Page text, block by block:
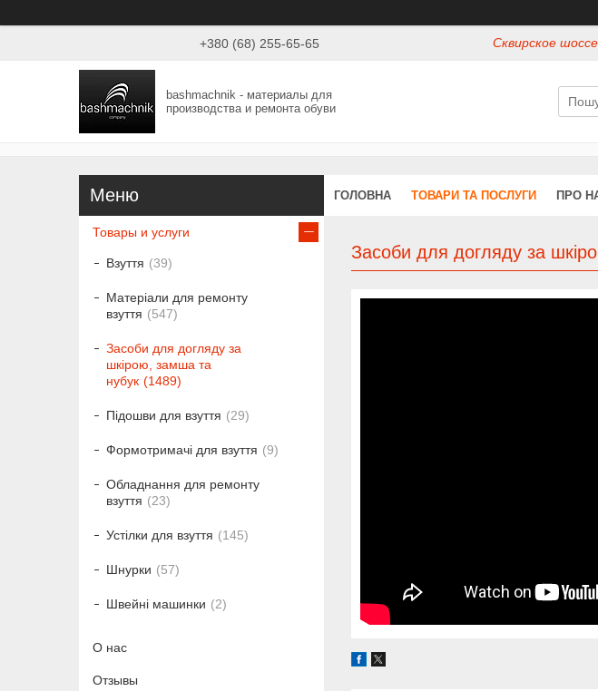
+380 (68) 255-65-65 Сквирское
bashmachnik - материалы для
производства и ремонта обуви
ГОЛОВНА ТОВАРИ ТА ПОСЛУГИ ПРО
Засоби для догляду за
Товары и услуги
Взуття 39
Матеріали для ремонту
взуття
547
Засоби для догляду за
шкірою, замша та
нубук
1489
Підошви для взуття 29
Формотримачі для взуття 9
Обладнання для ремонту
взуття
23
Устілки для взуття 145
Шнурки 57
Швейні машинки 2
О нас
Отзывы